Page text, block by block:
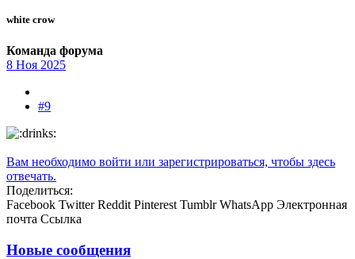
white crow
Команда форума
8 Ноя 2025
#9
Вам необходимо войти или зарегистрироваться, чтобы здесь
отвечать.
Поделиться:
Facebook Twitter Reddit Pinterest Tumblr WhatsApp Электронная
почта Ссылка
Новые сообщения